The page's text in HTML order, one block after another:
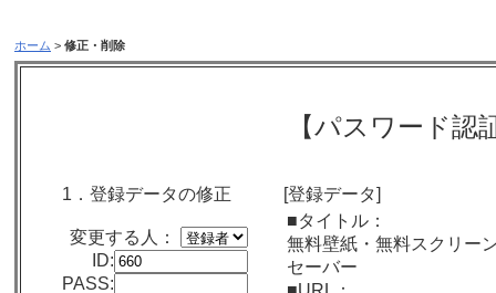
ホーム > 修正・削除
【パスワード認
1．登録データの修正
変更する人：
ID:
PASS:
[登録データ]
■タイトル：
無料壁紙・無料スクリー
セーバー